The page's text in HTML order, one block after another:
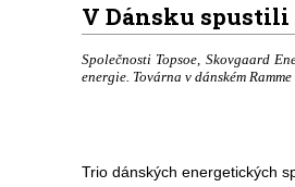
V Dánsku
Společnosti Topsoe, Skovgaard
energie. Továrna v dánském
Trio dánských energetických